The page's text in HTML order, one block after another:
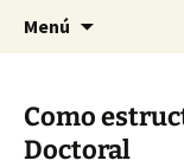
Gomeres
Historia,
Menú
Como
Doctoral